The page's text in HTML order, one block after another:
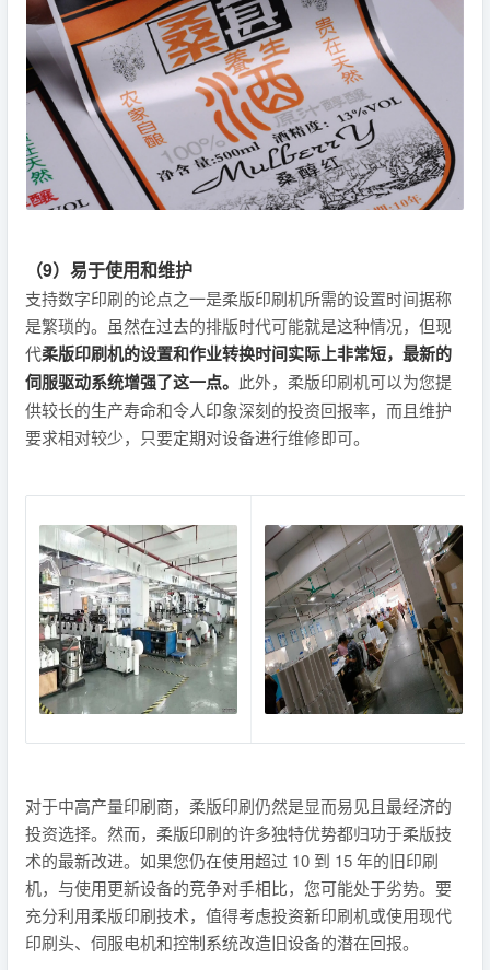
（9）易于使用和维护
支持数字印刷的论点之一是柔版印刷机所需的设置时间据称
是繁琐的。虽然在过去的排版时代可能就是这种情况，但现
代柔版印刷机的设置和作业转换时间实际上非常短，最新的
伺服驱动系统增强了这一点。 此外，柔版印刷机可以为您提
供较长的生产寿命和令人印象深刻的投资回报率，而且维护
要求相对较少，只要定期对设备进行维修即可。
对于中高产量印刷商，柔版印刷仍然是显而易见且最经济的
投资选择。然而，柔版印刷的许多独特优势都归功于柔版技
术的最新改进。如果您仍在使用超过 10 到 15 年的旧印刷
机，与使用更新设备的竞争对手相比，您可能处于劣势。要
充分利用柔版印刷技术，值得考虑投资新印刷机或使用现代
印刷头、伺服电机和控制系统改造旧设备的潜在回报。